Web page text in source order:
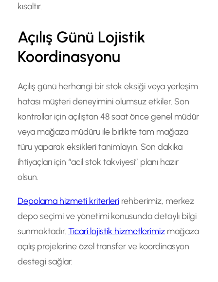
kısaltır.
Açılış Günü Lojistik
Koordinasyonu
Açılış günü herhangi bir stok eksiği veya yerleşim
hatası müşteri deneyimini olumsuz etkiler. Son
kontrollar için açılıştan 48 saat önce genel müdür
veya mağaza müdüru ile birlikte tam mağaza
türu yaparak eksikleri tanimlayın. Son dakika
ihtiyaçları için “acil stok takviyesi” planı hazır
olsun.
Depolama hizmeti kriterleri rehberimiz, merkez
depo seçimi ve yönetimi konusunda detaylı bilgi
sunmaktadır. Ticari lojistik hizmetlerimiz mağaza
açılış projelerine özel transfer ve koordinasyon
destegi sağlar.